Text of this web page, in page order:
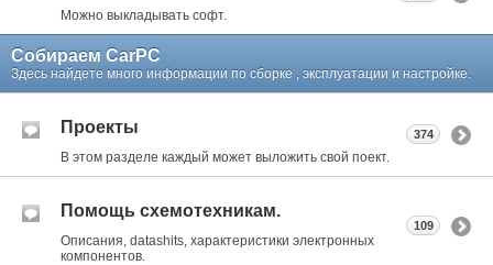
Можно выкладывать софт.
Собираем CarPC
Здесь найдете много информации по сборке , эксплуатации и настройке.
Проекты
В этом разделе каждый может выложить свой поект.
374
Помощь схемотехникам.
Описания, datashits, характеристики электронных
компонентов.
109